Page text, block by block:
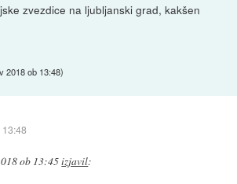
zvezdice na ljubljanski grad, kakšen
2018 ob 13:48)
13:48
ob 13:45izjavil: